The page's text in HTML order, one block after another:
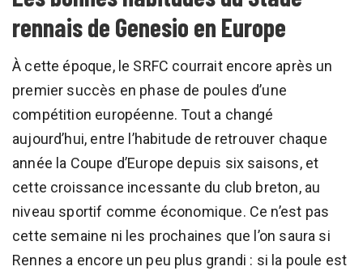
rennais de Genesio en Europe
À cette époque, le SRFC courrait encore après un
premier succès en phase de poules d’une
compétition européenne. Tout a changé
aujourd’hui, entre l’habitude de retrouver chaque
année la Coupe d’Europe depuis six saisons, et
cette croissance incessante du club breton, au
niveau sportif comme économique. Ce n’est pas
cette semaine ni les prochaines que l’on saura si
Rennes a encore un peu plus grandi : si la poule est